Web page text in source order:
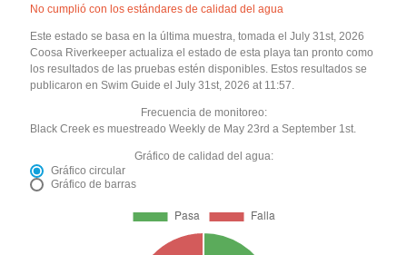
No cumplió con los estándares de calidad del agua
Este estado se basa en la última muestra, tomada el July 31st, 2026
Coosa Riverkeeper actualiza el estado de esta playa tan pronto como
los resultados de las pruebas estén disponibles. Estos resultados se
publicaron en Swim Guide el July 31st, 2026 at 11:57.
Frecuencia de monitoreo:
Black Creek es muestreado Weekly de May 23rd a September 1st.
Gráfico de calidad del agua:
Gráfico circular
Gráfico de barras